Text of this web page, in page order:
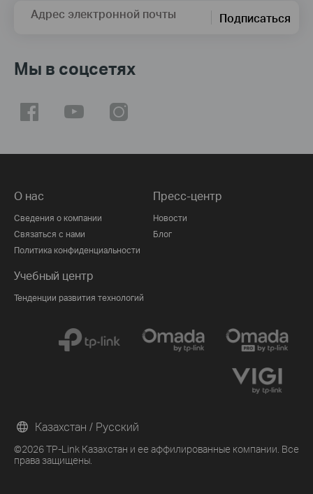
Адрес электронной почты Подписаться
Мы в соцсетях
О нас
Сведения о компании
Связаться с нами
Политика конфиденциальности
Пресс-центр
Новости
Блог
Учебный центр
Тенденции развития технологий
©2026 TP-Link Казахстан и ее аффилированные компании. Все
права защищены.
Казахстан / Русский